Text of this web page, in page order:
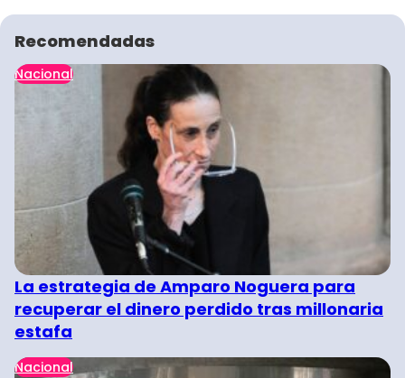
Recomendadas
Nacional
La estrategia de Amparo Noguera para
recuperar el dinero perdido tras millonaria
estafa
Nacional